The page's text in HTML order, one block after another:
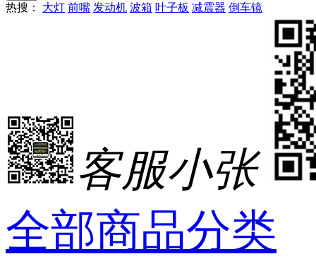
热搜： 大灯 前嘴 发动机 波箱 叶子板 减震器 倒车镜
客服小张
全部商品分类